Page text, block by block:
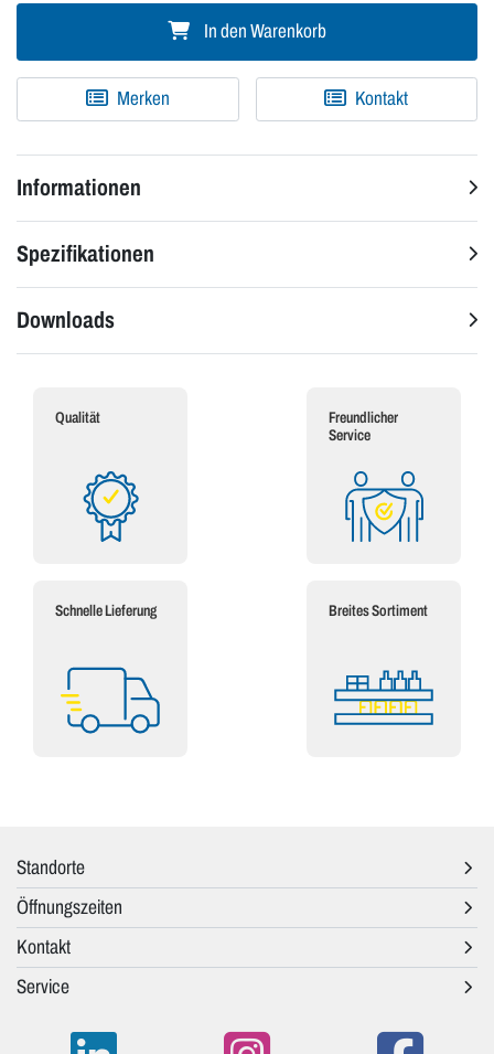
In den Warenkorb
Merken Kontakt
Informationen
Spezifikationen
Downloads
Qualität
Freundlicher
Service
Schnelle Lieferung Breites Sortiment
Standorte
Öffnungszeiten
Kontakt
Service